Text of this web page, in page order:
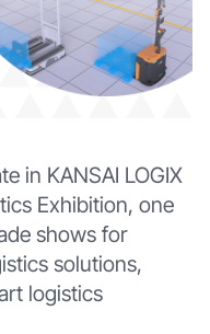
in KANSAI LOGIX
Exhibition, one
shows for
solutions,
logistics